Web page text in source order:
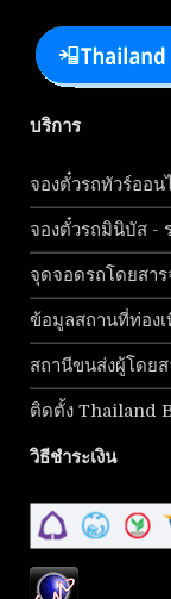
บริการ
จองตั๋วรถทัวร์ออน
จองตั๋วรถมินิบัส -
จุดจอดรถโดยสาร
ข้อมูลสถานที่ท่องเ
สถานีขนส่งผู้โดยส
ติดตั้ง Thailand
วิธีชำระเงิน